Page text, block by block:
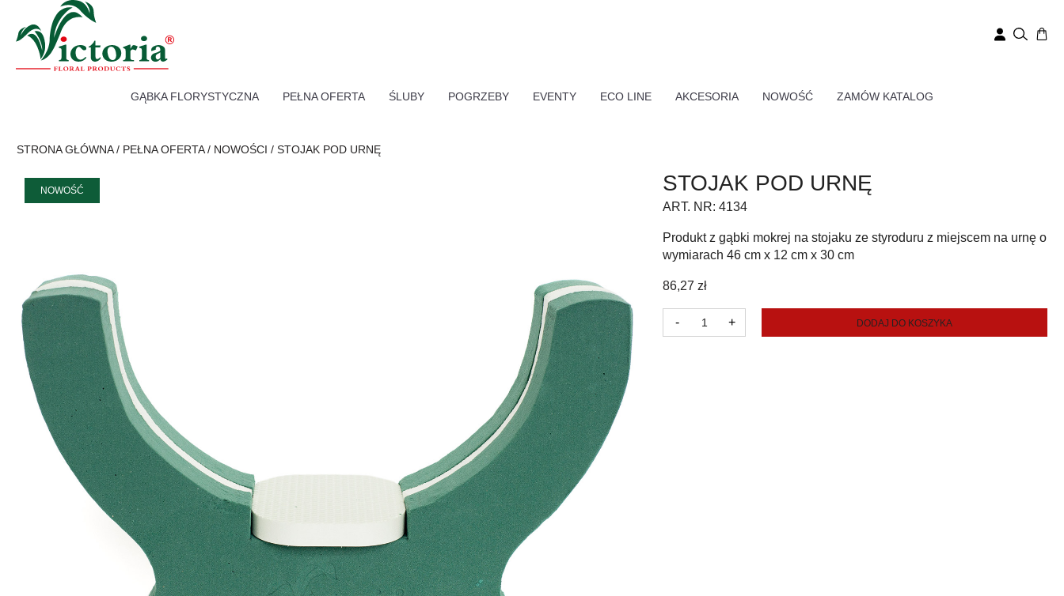
GĄBKA FLORYSTYCZNA PEŁNA OFERTA ŚLUBY POGRZEBY EVENTY ECO LINE AKCESORIA NOWOŚĆ ZAMÓW KATALOG
STRONA GŁÓWNA/ PEŁNA OFERTA/ NOWOŚCI / STOJAK POD URNĘ
NOWOŚĆ STOJAK POD URNĘ
86,27zł
Produkt z gąbki mokrej na stojaku ze styroduru z miejscem na urnę o
wymiarach 46 cm x 12 cm x 30 cm
-
ilość
Stojak
Pod
+ DODAJ DO KOSZYKA
ART. NR:4134